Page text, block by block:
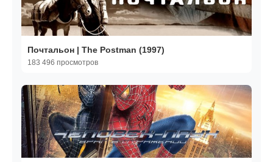
Почтальон | The Postman (1997)
183 496 просмотров